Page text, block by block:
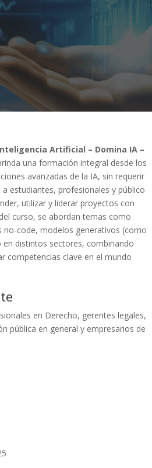
Artificial – Domina IA –
una formación integral desde los
avanzadas de la IA, sin requerir
estudiantes, profesionales y público
utilizar y liderar proyectos con
curso, se abordan temas como
no-code, modelos generativos (como
en distintos sectores, combinando
competencias clave en el mundo
en Derecho, gerentes legales,
pública en general y empresarios de